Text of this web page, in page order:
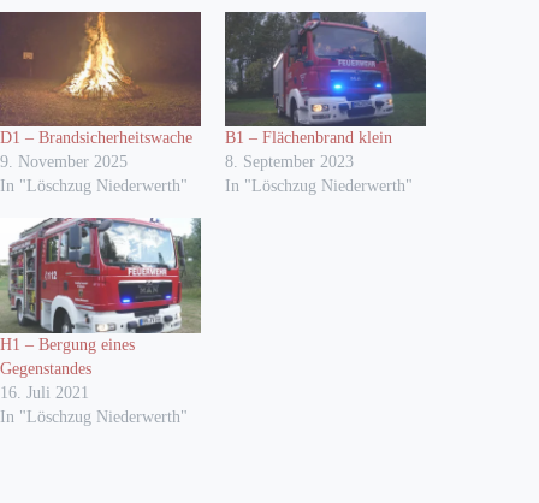
D1 – Brandsicherheitswache
9. November 2025
In "Löschzug Niederwerth"
B1 – Flächenbrand klein
8. September 2023
In "Löschzug Niederwerth"
H1 – Bergung eines
Gegenstandes
16. Juli 2021
In "Löschzug Niederwerth"